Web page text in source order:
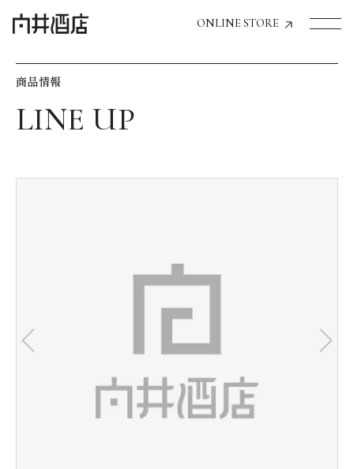
ONLINE STORE
飲食店経営のお客様
お気に入り機能の活用方法
会社情報
商品情報